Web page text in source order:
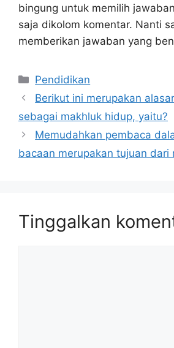
bingung untuk memilih
saja dikolom komentar. Nanti
memberikan jawaban yang
Kategori
Pendidikan
Berikut ini merupakan
sebagai makhluk hidup, yaitu?
Memudahkan pembaca
bacaan merupakan tujuan dari
Tinggalkan